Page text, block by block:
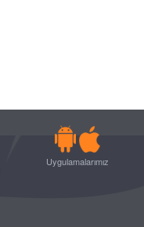
Uygulamalarımız